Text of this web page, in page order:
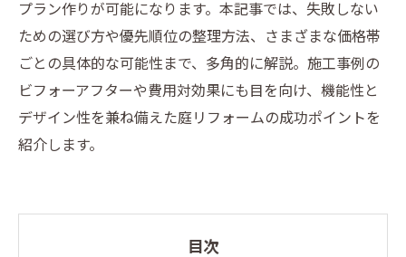
プラン作りが可能になります。本記事では、失敗しない
ための選び方や優先順位の整理方法、さまざまな価格帯
ごとの具体的な可能性まで、多角的に解説。施工事例の
ビフォーアフターや費用対効果にも目を向け、機能性と
デザイン性を兼ね備えた庭リフォームの成功ポイントを
紹介します。
目次